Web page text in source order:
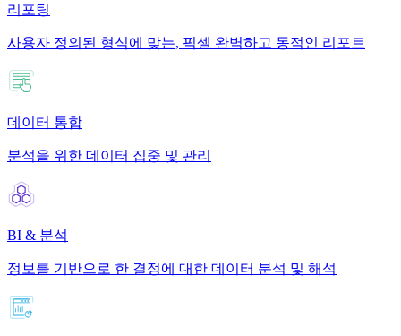
리포팅
사용자 정의된 형식에 맞는, 픽셀 완벽하고 동적인 리포트
데이터 통합
분석을 위한 데이터 집중 및 관리
BI & 분석
정보를 기반으로 한 결정에 대한 데이터 분석 및 해석